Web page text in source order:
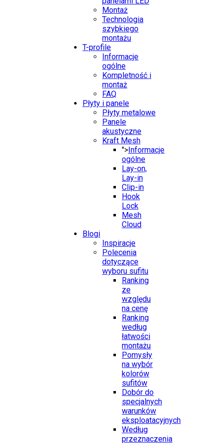
Montaż
Technologia
szybkiego
montażu
T-profile
Informacje
ogólne
Kompletność i
montaż
FAQ
Płyty i panele
Płyty metalowe
Panele
akustyczne
Kraft Mesh
">Informacje
ogólne
Lay-on,
Lay-in
Clip-in
Hook
Lock
Mesh
Cloud
Blogi
Inspiracje
Polecenia
dotyczące
wyboru sufitu
Ranking
ze
względu
na cenę
Ranking
według
łatwości
montażu
Pomysły
na wybór
kolorów
sufitów
Dobór do
specjalnych
warunków
eksploatacyjnych
Według
przeznaczenia